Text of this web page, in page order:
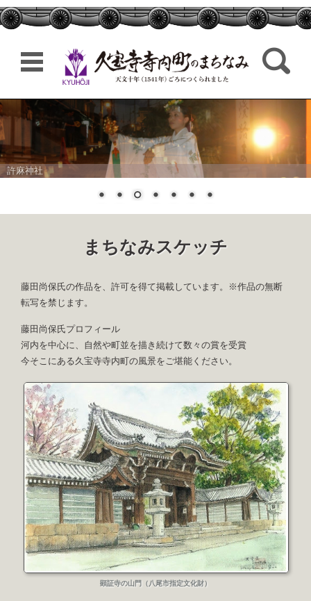
検索:
コンテンツに移動
許麻神社
まちなみスケッチ
藤田尚保氏の作品を、許可を得て掲載しています。※作品の無断
転写を禁じます。
藤田尚保氏プロフィール
河内を中心に、自然や町並を描き続けて数々の賞を受賞
今そこにある久宝寺寺内町の風景をご堪能ください。
顕証寺の山門（八尾市指定文化財）